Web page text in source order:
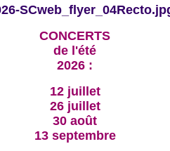
CONCERTS
de l'été
2026 :
12 juillet
26 juillet
30 août
13 septembre